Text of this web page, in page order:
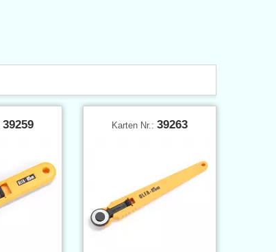
39259 Karten Nr.: 39263